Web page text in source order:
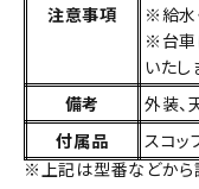
注意事項
※給水
※台車
いたし
備考
外装、
付属品
スコッ
※上記は型番などから